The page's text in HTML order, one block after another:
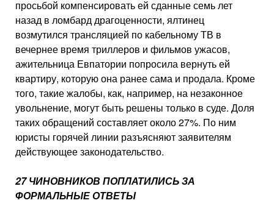
просьбой компенсиро­вать ей сданные семь лет
назад в ломбард драгоценности, ялти­нец
возмутился трансляцией по кабельному ТВ в
вечернее время триллеров и фильмов ужасов,
ажительница Евпатории попро­сила вернуть ей
квартиру, кото­рую она ранее сама и продала. Кроме
того, такие жалобы, как, например, на незаконное
уволь­нение, могут быть решены толь­ко в суде. Доля
таких обращений составляет около 27%. По ним
юристы горячей линии разъясня­ют заявителям
действующее за­конодательство.
27 ЧИНОВНИКОВ ПОПЛАТИЛИСЬ ЗА
ФОРМАЛЬНЫЕ ОТВЕТЫ